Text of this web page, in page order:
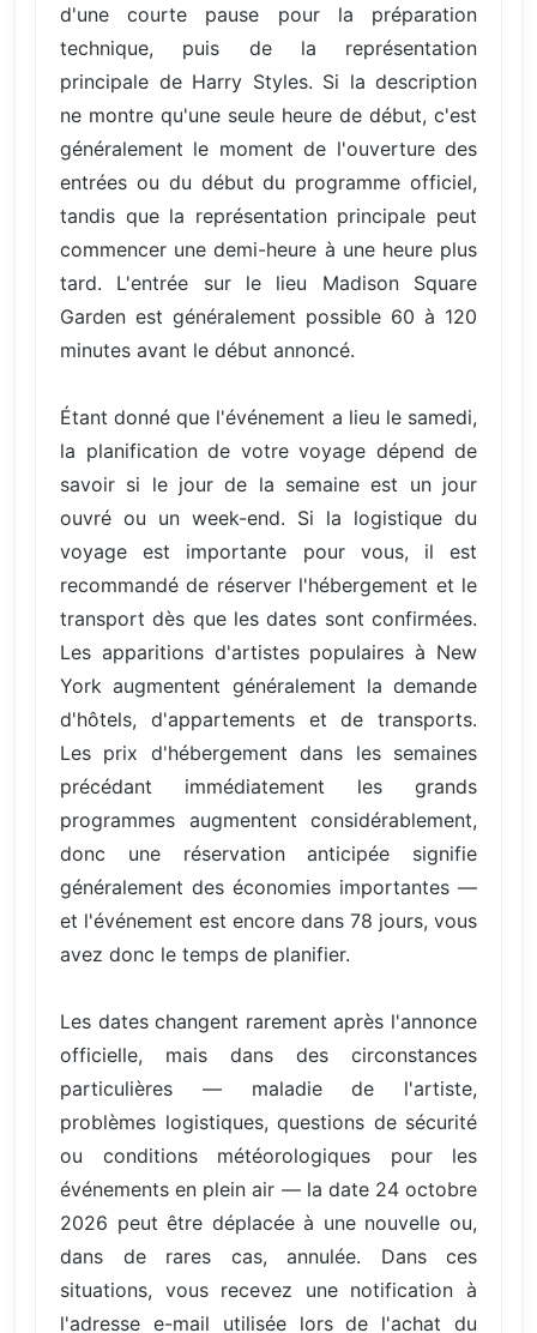
d'une courte pause pour la préparation
technique, puis de la représentation
principale de Harry Styles. Si la description
ne montre qu'une seule heure de début, c'est
généralement le moment de l'ouverture des
entrées ou du début du programme officiel,
tandis que la représentation principale peut
commencer une demi-heure à une heure plus
tard. L'entrée sur le lieu Madison Square
Garden est généralement possible 60 à 120
minutes avant le début annoncé.
Étant donné que l'événement a lieu le samedi,
la planification de votre voyage dépend de
savoir si le jour de la semaine est un jour
ouvré ou un week-end. Si la logistique du
voyage est importante pour vous, il est
recommandé de réserver l'hébergement et le
transport dès que les dates sont confirmées.
Les apparitions d'artistes populaires à New
York augmentent généralement la demande
d'hôtels, d'appartements et de transports.
Les prix d'hébergement dans les semaines
précédant immédiatement les grands
programmes augmentent considérablement,
donc une réservation anticipée signifie
généralement des économies importantes —
et l'événement est encore dans 78 jours, vous
avez donc le temps de planifier.
Les dates changent rarement après l'annonce
officielle, mais dans des circonstances
particulières — maladie de l'artiste,
problèmes logistiques, questions de sécurité
ou conditions météorologiques pour les
événements en plein air — la date 24 octobre
2026 peut être déplacée à une nouvelle ou,
dans de rares cas, annulée. Dans ces
situations, vous recevez une notification à
l'adresse e-mail utilisée lors de l'achat du